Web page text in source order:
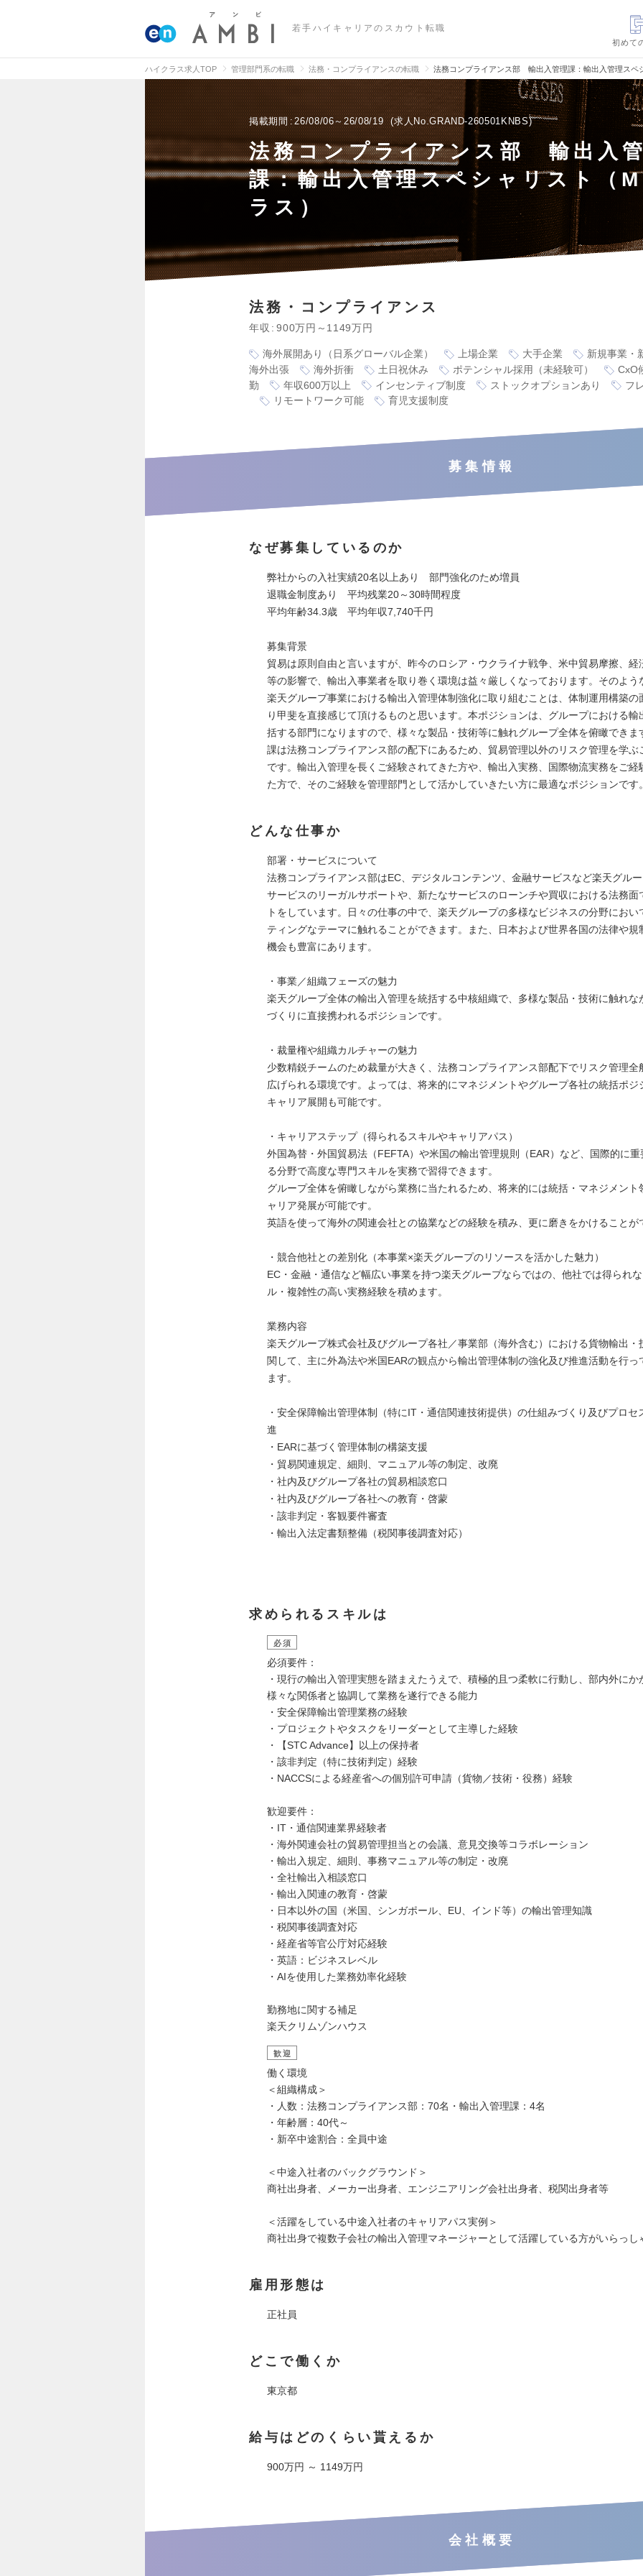
若手ハイキャリアのスカウト転職
初めて
ハイクラス求人TOP 管理部門系の転職 法務・コンプライアンスの転職 法務コンプライアンス部 輸出入管理課：輸出入管理スペ
掲載期間 26/08/06～26/08/19 求人No.GRAND-260501KNBS
法務コンプライアンス部 輸出入
課：輸出入管理スペシャリスト（
ラス）
法務・コンプライアンス
年収 900万円～1149万円
海外展開あり（日系グローバル企業） 上場企業 大手企業
新規事業・
海外出張
海外折衝 土日祝休み ポテンシャル採用（未経験可）
CxO
勤
年収600万以上 インセンティブ制度 ストックオプションあり
フ
リモートワーク可能
育児支援制度
募集情報
なぜ募集しているのか
弊社からの入社実績20名以上あり 部門強化のため増員
退職金制度あり 平均残業20～30時間程度
平均年齢34.3歳 平均年収7,740千円
募集背景
貿易は原則自由と言いますが、昨今のロシア・ウクライナ戦争、米中貿易摩擦、経
等の影響で、輸出入事業者を取り巻く環境は益々厳しくなっております。そのよう
楽天グループ事業における輸出入管理体制強化に取り組むことは、体制運用構築の
り甲斐を直接感じて頂けるものと思います。本ポジションは、グループにおける輸
括する部門になりますので、様々な製品・技術等に触れグループ全体を俯瞰できま
課は法務コンプライアンス部の配下にあるため、貿易管理以外のリスク管理を学ぶ
です。輸出入管理を長くご経験されてきた方や、輸出入実務、国際物流実務をご経
た方で、そのご経験を管理部門として活かしていきたい方に最適なポジションです
どんな仕事か
部署・サービスについて
法務コンプライアンス部はEC、デジタルコンテンツ、金融サービスなど楽天グル
サービスのリーガルサポートや、新たなサービスのローンチや買収における法務面
トをしています。日々の仕事の中で、楽天グループの多様なビジネスの分野におい
ティングなテーマに触れることができます。また、日本および世界各国の法律や規
機会も豊富にあります。
・事業／組織フェーズの魅力
楽天グループ全体の輸出入管理を統括する中核組織で、多様な製品・技術に触れな
づくりに直接携われるポジションです。
・裁量権や組織カルチャーの魅力
少数精鋭チームのため裁量が大きく、法務コンプライアンス部配下でリスク管理全
広げられる環境です。よっては、将来的にマネジメントやグループ各社の統括ポジ
キャリア展開も可能です。
・キャリアステップ（得られるスキルやキャリアパス）
外国為替・外国貿易法（FEFTA）や米国の輸出管理規則（EAR）など、国際的に
る分野で高度な専門スキルを実務で習得できます。
グループ全体を俯瞰しながら業務に当たれるため、将来的には統括・マネジメント
ャリア発展が可能です。
英語を使って海外の関連会社との協業などの経験を積み、更に磨きをかけることが
・競合他社との差別化（本事業×楽天グループのリソースを活かした魅力）
EC・金融・通信など幅広い事業を持つ楽天グループならではの、他社では得られ
ル・複雑性の高い実務経験を積めます。
業務内容
楽天グループ株式会社及びグループ各社／事業部（海外含む）における貨物輸出・
関して、主に外為法や米国EARの観点から輸出管理体制の強化及び推進活動を行っ
ます。
・安全保障輸出管理体制（特にIT・通信関連技術提供）の仕組みづくり及びプロセ
進
・EARに基づく管理体制の構築支援
・貿易関連規定、細則、マニュアル等の制定、改廃
・社内及びグループ各社の貿易相談窓口
・社内及びグループ各社への教育・啓蒙
・該非判定・客観要件審査
・輸出入法定書類整備（税関事後調査対応）
求められるスキルは
必須
必須要件：
・現行の輸出入管理実態を踏まえたうえで、積極的且つ柔軟に行動し、部内外にか
様々な関係者と協調して業務を遂行できる能力
・安全保障輸出管理業務の経験
・プロジェクトやタスクをリーダーとして主導した経験
・【STC Advance】以上の保持者
・該非判定（特に技術判定）経験
・NACCSによる経産省への個別許可申請（貨物／技術・役務）経験
歓迎要件：
・IT・通信関連業界経験者
・海外関連会社の貿易管理担当との会議、意見交換等コラボレーション
・輸出入規定、細則、事務マニュアル等の制定・改廃
・全社輸出入相談窓口
・輸出入関連の教育・啓蒙
・日本以外の国（米国、シンガポール、EU、インド等）の輸出管理知識
・税関事後調査対応
・経産省等官公庁対応経験
・英語：ビジネスレベル
・AIを使用した業務効率化経験
勤務地に関する補足
楽天クリムゾンハウス
歓迎
働く環境
＜組織構成＞
・人数：法務コンプライアンス部：70名・輸出入管理課：4名
・年齢層：40代～
・新卒中途割合：全員中途
＜中途入社者のバックグラウンド＞
商社出身者、メーカー出身者、エンジニアリング会社出身者、税関出身者等
＜活躍をしている中途入社者のキャリアパス実例＞
商社出身で複数子会社の輸出入管理マネージャーとして活躍している方がいらっし
雇用形態は
正社員
どこで働くか
東京都
給与はどのくらい貰えるか
900万円 ～ 1149万円
会社概要